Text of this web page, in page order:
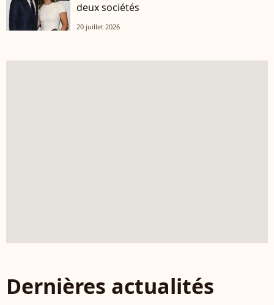
deux sociétés
20 juillet 2026
Dernières actualités